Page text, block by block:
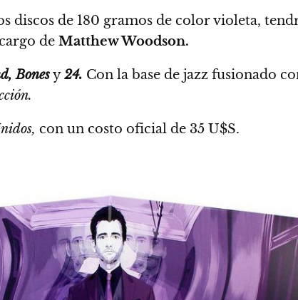
discos de 180 gramos de color violeta,
de Matthew Woodson.
Bonesy24. Con la base de jazz fusionado
con un costo oficial de 35 U$S.